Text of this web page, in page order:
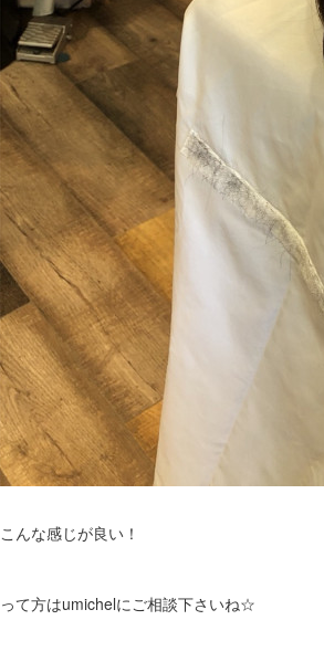
こんな感じが良い！
って方はumichelにご相談下さいね☆